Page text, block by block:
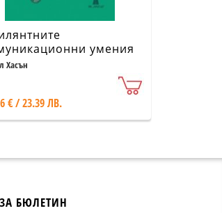
умения
Хасън
€ / 23.39 ЛВ.
БЮЛЕТИН